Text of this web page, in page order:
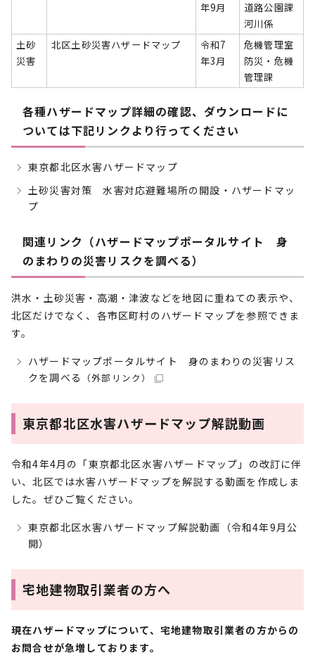
年9月
道路公園課
河川係
土砂
災害
北区土砂災害ハザードマップ
令和7
年3月
危機管理室
防災・危機
管理課
各種ハザードマップ詳細の確認、ダウンロードに
ついては下記リンクより行ってください
東京都北区水害ハザードマップ
土砂災害対策 水害対応避難場所の開設・ハザードマッ
プ
関連リンク（ハザードマップポータルサイト 身
のまわりの災害リスクを調べる）
洪水・土砂災害・高潮・津波などを地図に重ねての表示や、
北区だけでなく、各市区町村のハザードマップを参照できま
す。
ハザードマップポータルサイト 身のまわりの災害リス
クを調べる
（外部リンク）
東京都北区水害ハザードマップ解説動画
令和4年4月の「東京都北区水害ハザードマップ」の改訂に伴
い、北区では水害ハザードマップを解説する動画を作成しま
した。ぜひご覧ください。
東京都北区水害ハザードマップ解説動画（令和4年9月公
開）
宅地建物取引業者の方へ
現在ハザードマップについて、宅地建物取引業者の方からの
お問合せが急増しております。